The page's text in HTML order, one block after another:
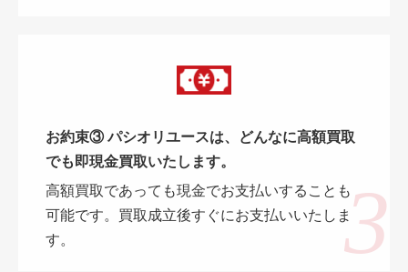
お約束③ パシオリユースは、どんなに高額買取
でも即現金買取いたします。
高額買取であっても現金でお支払いすることも
可能です。買取成立後すぐにお支払いいたしま
す。